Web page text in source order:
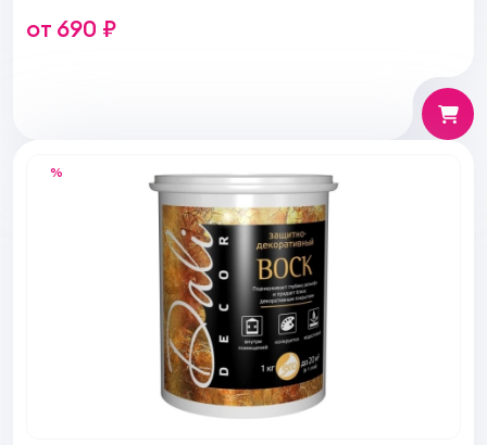
от 690 ₽
%